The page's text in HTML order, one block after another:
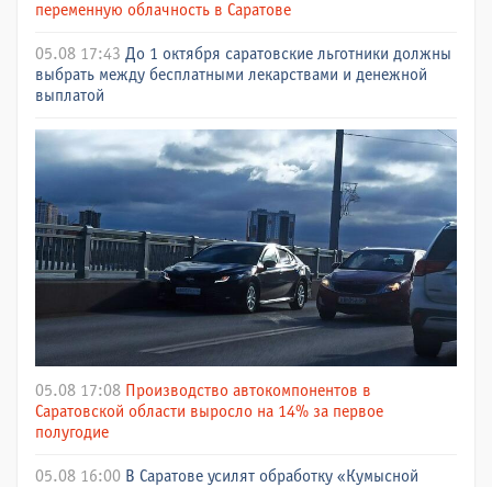
переменную облачность в Саратове
05.08 17:43 До 1 октября саратовские льготники должны
выбрать между бесплатными лекарствами и денежной
выплатой
05.08 17:08 Производство автокомпонентов в
Саратовской области выросло на 14% за первое
полугодие
05.08 16:00 В Саратове усилят обработку «Кумысной